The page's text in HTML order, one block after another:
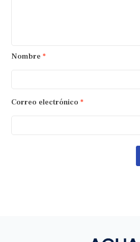
Nombre *
Correo electrónico *